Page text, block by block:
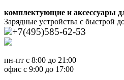
комплектующие и аксессуары
Зарядные устройства с быстрой
+7(495)585-62-53
пн-пт с 8:00 до 21:00
офис с 9:00 до 17:00